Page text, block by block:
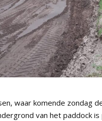
waar komende zondag
van het paddock